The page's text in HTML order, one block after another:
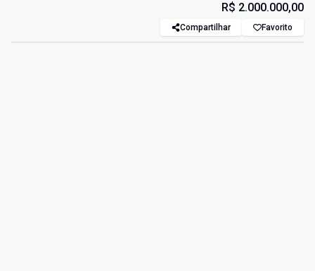
R$ 2.000.000,00
Compartilhar Favorito